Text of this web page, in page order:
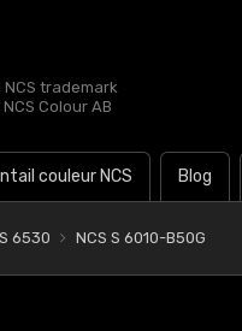
trademark
Colour AB
couleur NCS Blog
6530 NCS S 6010-B50G